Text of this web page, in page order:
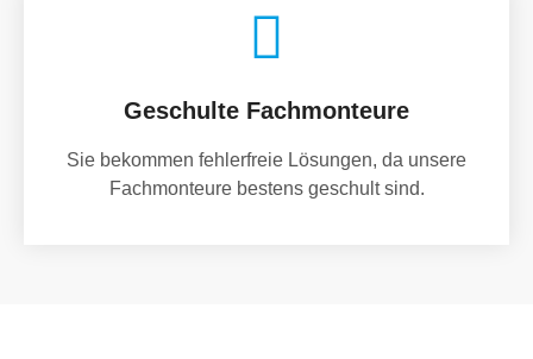
Geschulte Fachmonteure
Sie bekommen fehlerfreie Lösungen, da unsere
Fachmonteure bestens geschult sind.